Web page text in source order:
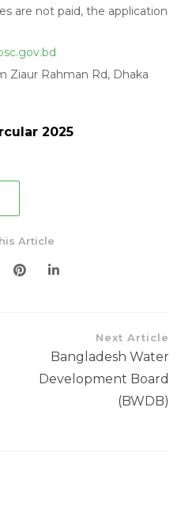
are not paid, the application
Ziaur Rahman Rd, Dhaka
2025
Article
Next Article
Bangladesh Water
Development Board
(BWDB)